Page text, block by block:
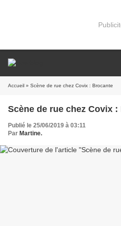
Accueil » Scène de rue chez Covix : Brocante
Scène de rue chez Covix
Publié le 25/06/2019 à 03:11
Par Martine.